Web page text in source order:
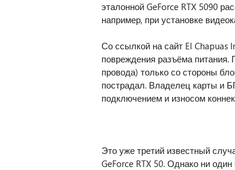
эталонной GeForce RTX 5090
например, при установке
Со ссылкой на сайт El
повреждения разъёма
провода) только со стороны
пострадал. Владелец карты и
подключением и износом
Это уже третий известный
GeForce RTX 50. Однако ни